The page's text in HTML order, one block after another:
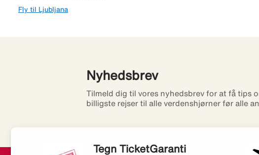
Fly til Ljubljana
Nyhedsbrev
Tilmeld dig til vores nyhedsbrev for at få tips
billigste rejser til alle verdenshjørner før alle
Tegn TicketGaranti